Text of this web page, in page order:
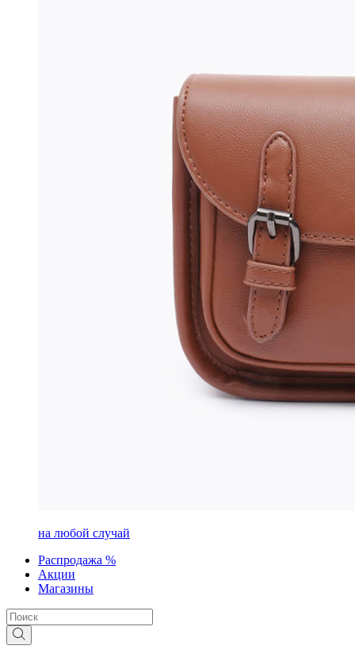
на любой случай
Распродажа %
Акции
Магазины